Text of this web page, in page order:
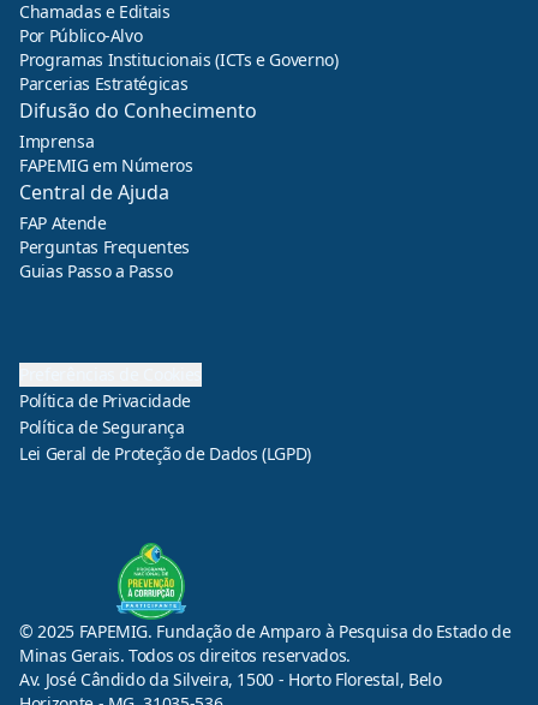
Chamadas e Editais
Por Público-Alvo
Programas Institucionais (ICTs e Governo)
Parcerias Estratégicas
Difusão do Conhecimento
Imprensa
FAPEMIG em Números
Central de Ajuda
FAP Atende
Perguntas Frequentes
Guias Passo a Passo
Política de Privacidade
Política de Segurança
Lei Geral de Proteção de Dados (LGPD)
© 2025 FAPEMIG. Fundação de Amparo à Pesquisa do Estado de
Minas Gerais. Todos os direitos reservados.
Av. José Cândido da Silveira, 1500 - Horto Florestal, Belo